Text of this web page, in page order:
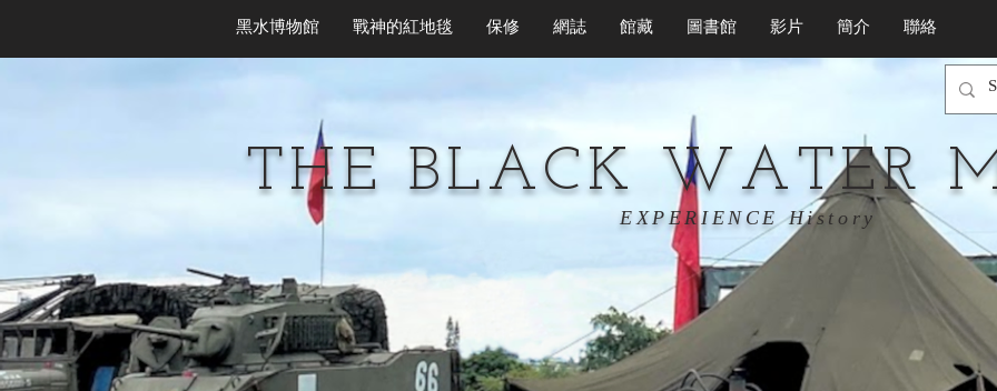
黑水博物館 戰神的紅地毯 保修 網誌 館藏 圖書館 影片 簡介 聯絡
THE BLACK WATER
EXPERIENCE History